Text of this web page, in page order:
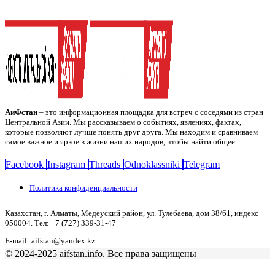
АиФстан – это информационная площадка для встреч с соседями из стран
Центральной Азии. Мы рассказываем о событиях, явлениях, фактах,
которые позволяют лучше понять друг друга. Мы находим и сравниваем
самое важное и яркое в жизни наших народов, чтобы найти общее.
Facebook Instagram Threads Odnoklassniki Telegram
Политика конфиденциальности
Казахстан, г. Алматы, Медеуский район, ул. Тулебаева, дом 38/61, индекс
050004. Тел: +7 (727) 339-31-47
E-mail: aifstan@yandex.kz
© 2024-2025 aifstan.info. Все права защищены